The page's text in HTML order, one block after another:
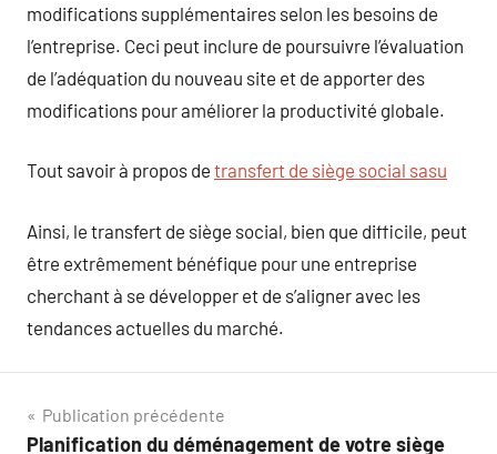
modifications supplémentaires selon les besoins de
l’entreprise. Ceci peut inclure de poursuivre l’évaluation
de l’adéquation du nouveau site et de apporter des
modifications pour améliorer la productivité globale.
Tout savoir à propos de transfert de siège social sasu
Ainsi, le transfert de siège social, bien que difficile, peut
être extrêmement bénéfique pour une entreprise
cherchant à se développer et de s’aligner avec les
tendances actuelles du marché.
Navigation
Publication précédente
Planification du déménagement de votre siège